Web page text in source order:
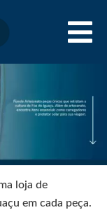
loja de
em cada peça.